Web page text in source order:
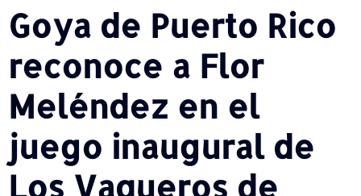
Goya de Puerto Rico
reconoce a Flor
Meléndez en el
juego inaugural de
Los Vaqueros de